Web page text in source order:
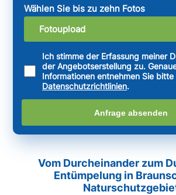
Wählen Sie bis zu zehn Fotos
Fotoupload
Ich stimme der Erfassung meiner
der Angebotserstellung zu.
Informationen entnehmen Sie bitte
Datenschutzrichtlinien.
Anfrage absenden
Vom Durcheinander zum
Entümpelung in